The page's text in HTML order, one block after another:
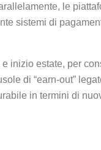
le
sistemi di
inizio estate, per
di “earn‑out”
in termini di